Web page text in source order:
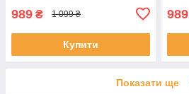
989 ₴ 1 099 ₴
Купити
989
Показати ще